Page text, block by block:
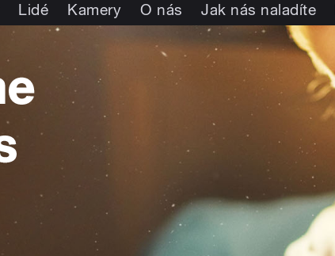
Lidé Kamery O nás Jak nás naladíte